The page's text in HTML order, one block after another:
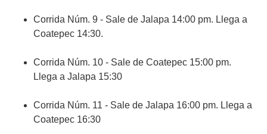
Corrida Núm. 9 - Sale de Jalapa 14:00 pm. Llega a
Coatepec 14:30.
Corrida Núm. 10 - Sale de Coatepec 15:00 pm.
Llega a Jalapa 15:30
Corrida Núm. 11 - Sale de Jalapa 16:00 pm. Llega a
Coatepec 16:30